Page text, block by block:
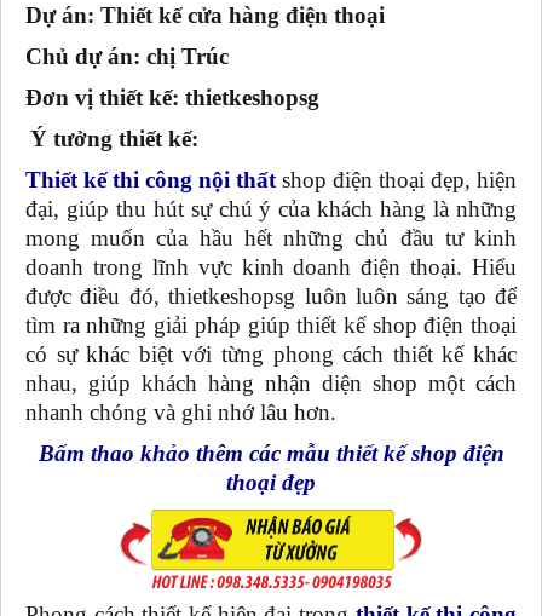
Dự án: Thiết kế cửa hàng điện thoại
Chủ dự án: chị Trúc
Đơn vị thiết kế: thietkeshopsg
Ý tưởng thiết kế:
Thiết kế thi công nội thất shop điện thoại đẹp, hiện
đại, giúp thu hút sự chú ý của khách hàng là những
mong muốn của hầu hết những chủ đầu tư kinh
doanh trong lĩnh vực kinh doanh điện thoại. Hiểu
được điều đó, thietkeshopsg luôn luôn sáng tạo để
tìm ra những giải pháp giúp thiết kế shop điện thoại
có sự khác biệt với từng phong cách thiết kế khác
nhau, giúp khách hàng nhận diện shop một cách
nhanh chóng và ghi nhớ lâu hơn.
Bấm thao khảo thêm các mẫu thiết kế shop điện
thoại đẹp